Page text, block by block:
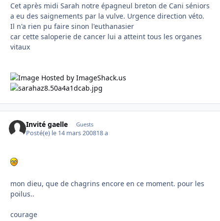
Cet après midi Sarah notre épagneul breton de Cani séniors
a eu des saignements par la vulve. Urgence direction véto.
Il n'a rien pu faire sinon l'euthanasier
car cette saloperie de cancer lui a atteint tous les organes
vitaux
Invité gaelle Guests
Posté(e) le 14 mars 200818 a
mon dieu, que de chagrins encore en ce moment. pour les
poilus..
courage